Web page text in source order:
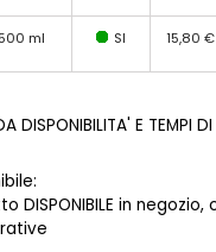
ml SI 15,80 €
DISPONIBILITA' E TEMPI
DISPONIBILE in